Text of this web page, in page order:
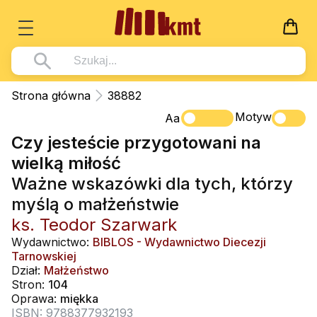
Książki
Wszystko z kategorii - Książki
Pismo Święte
Kościół Katolicki
Duszpasterstwo
Teologia
Życie chrześcijańskie
Duchowość
Literatura piękna
Wszystko z kategorii - Multimedia
DVD
CD-ROM
Muzyka
Rekolekcje i inne na CD
Śpiew i modlitwa
Muzyka klasyczna
Dla Dzieci
Wszystko z kategorii - Dla Dzieci
Literatura (D)
Płyty, DVD (D)
Podręczniki i pomoce dydaktyczne
Podręczniki
Wszystko z kategorii - Podręczniki
Podręczniki i pomoce dydaktyczne
Zabawa i Nauka
Nowości
Zaloguj się
Strona główna
38882
Aa
Motyw
Czy jesteście przygotowani na
wielką miłość
Ważne wskazówki dla tych, którzy
myślą o małżeństwie
ks. Teodor Szarwark
Wydawnictwo: BIBLOS - Wydawnictwo Diecezji
Tarnowskiej
Dział: Małżeństwo
Stron: 104
Oprawa: miękka
ISBN: 9788377932193